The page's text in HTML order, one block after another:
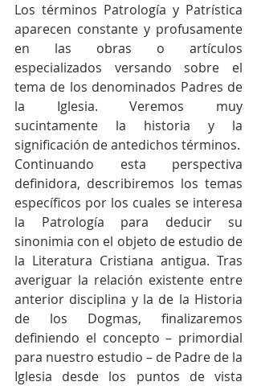
Los términos Patrología y Patrística
aparecen constante y profusamente
en las obras o artículos
especializados versando sobre el
tema de los denominados Padres de
la Iglesia. Veremos muy
sucintamente la historia y la
significación de antedichos términos.
Continuando esta perspectiva
definidora, describiremos los temas
específicos por los cuales se interesa
la Patrología para deducir su
sinonimia con el objeto de estudio de
la Literatura Cristiana antigua. Tras
averiguar la relación existente entre
anterior disciplina y la de la Historia
de los Dogmas, finalizaremos
definiendo el concepto – primordial
para nuestro estudio – de Padre de la
Iglesia desde los puntos de vista